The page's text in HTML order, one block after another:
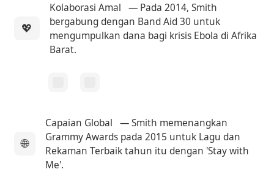
💖
Kolaborasi Amal
— Pada 2014, Smith
bergabung dengan Band Aid 30 untuk
mengumpulkan dana bagi krisis Ebola di Afrika
Barat.
🌐
Capaian Global
— Smith memenangkan
Grammy Awards pada 2015 untuk Lagu dan
Rekaman Terbaik tahun itu dengan 'Stay with
Me'.